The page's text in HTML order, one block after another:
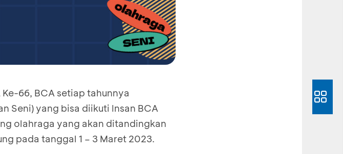
66, BCA setiap tahunnya
Seni) yang bisa diikuti Insan BCA
olahraga yang akan ditandingkan
pada tanggal 1 – 3 Maret 2023.